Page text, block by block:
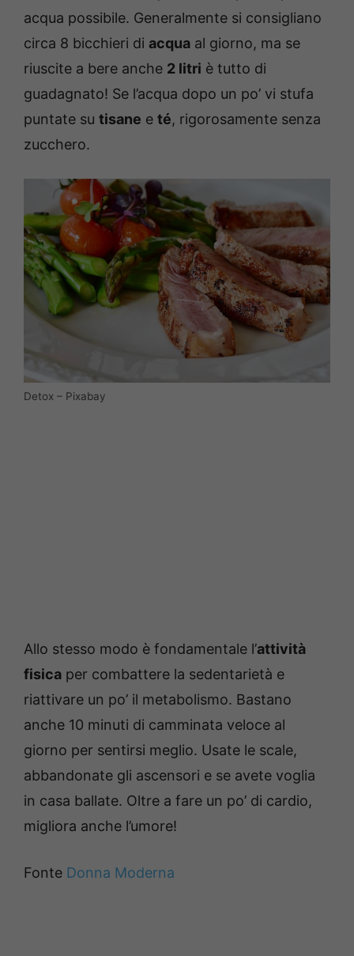
acqua possibile. Generalmente si consigliano
circa 8 bicchieri di acqua al giorno, ma se
riuscite a bere anche 2 litri è tutto di
guadagnato! Se l’acqua dopo un po’ vi stufa
puntate su tisane e té, rigorosamente senza
zucchero.
Detox – Pixabay
Allo stesso modo è fondamentale l’attività
fisica per combattere la sedentarietà e
riattivare un po’ il metabolismo. Bastano
anche 10 minuti di camminata veloce al
giorno per sentirsi meglio. Usate le scale,
abbandonate gli ascensori e se avete voglia
in casa ballate. Oltre a fare un po’ di cardio,
migliora anche l’umore!
Fonte Donna Moderna